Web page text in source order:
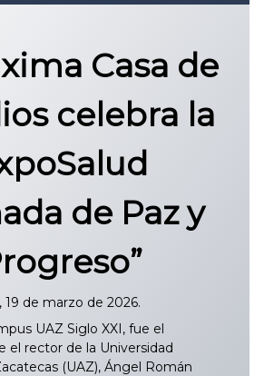
DE INGRESO UAZCasa de
celebra la
de Paz y
19 de marzo de 2026.
UAZ Siglo XXI, fue el
el rector de la Universidad
(UAZ), Ángel Román